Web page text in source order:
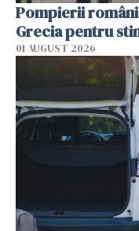
Pompierii
Grecia pentru
01 AUGUST 2026